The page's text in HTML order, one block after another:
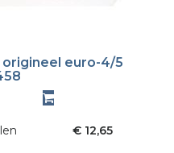
euro-4/5
€ 12,65